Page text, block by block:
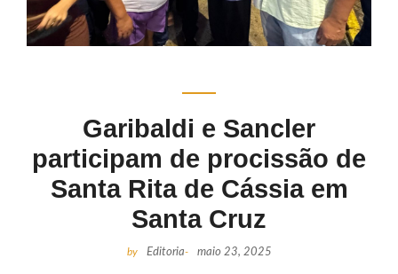
Garibaldi e Sancler
participam de procissão de
Santa Rita de Cássia em
Santa Cruz
by Editoria- maio 23, 2025